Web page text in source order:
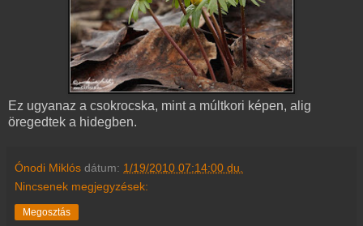
Ez ugyanaz a csokrocska, mint a múltkori képen, alig
öregedtek a hidegben.
Ónodi Miklós dátum: 1/19/2010 07:14:00 du.
Nincsenek megjegyzések:
Megosztás